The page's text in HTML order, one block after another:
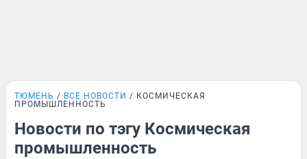
ТЮМЕНЬ ВСЕ НОВОСТИ
КОСМИЧЕСКАЯ
ПРОМЫШЛЕННОСТЬ
Новости по тэгу Космическая
промышленность